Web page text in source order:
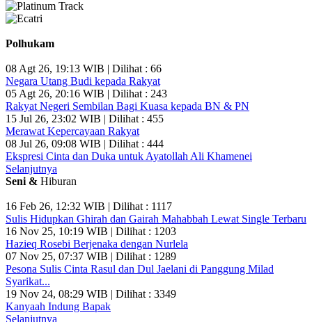
Polhukam
08 Agt 26, 19:13 WIB | Dilihat : 66
Negara Utang Budi kepada Rakyat
05 Agt 26, 20:16 WIB | Dilihat : 243
Rakyat Negeri Sembilan Bagi Kuasa kepada BN & PN
15 Jul 26, 23:02 WIB | Dilihat : 455
Merawat Kepercayaan Rakyat
08 Jul 26, 09:08 WIB | Dilihat : 444
Ekspresi Cinta dan Duka untuk Ayatollah Ali Khamenei
Selanjutnya
Seni & Hiburan
16 Feb 26, 12:32 WIB | Dilihat : 1117
Sulis Hidupkan Ghirah dan Gairah Mahabbah Lewat Single Terbaru
16 Nov 25, 10:19 WIB | Dilihat : 1203
Hazieq Rosebi Berjenaka dengan Nurlela
07 Nov 25, 07:37 WIB | Dilihat : 1289
Pesona Sulis Cinta Rasul dan Dul Jaelani di Panggung Milad
Syarikat...
19 Nov 24, 08:29 WIB | Dilihat : 3349
Kanyaah Indung Bapak
Selanjutnya